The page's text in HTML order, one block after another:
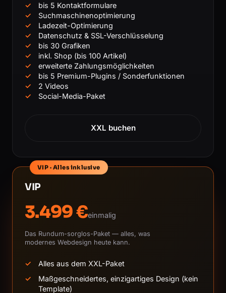
bis 5 Kontaktformulare
Suchmaschinenoptimierung
Ladezeit-Optimierung
Datenschutz & SSL-Verschlüsselung
bis 30 Grafiken
inkl. Shop (bis 100 Artikel)
erweiterte Zahlungsmöglichkeiten
bis 5 Premium-Plugins / Sonderfunktionen
2 Videos
Social-Media-Paket
XXL buchen
VIP · Alles inklusive
VIP
3.499 €einmalig
Das Rundum-sorglos-Paket — alles, was
modernes Webdesign heute kann.
Alles aus dem XXL-Paket
Maßgeschneidertes, einzigartiges Design (kein
Template)